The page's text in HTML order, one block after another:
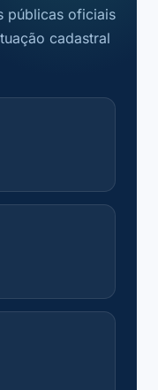
públicas oficiais
cadastral